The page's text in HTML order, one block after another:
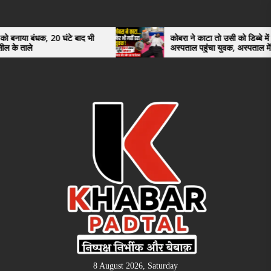
the
content
घंटे बाद भी
कोबरा ने काटा तो उसी को डिब्बे में बंद कर
अस्पताल पहुंचा युवक, अस्पताल में देखकर डॉक्टर
भी रह गए हैरान
8 August 2026, Saturday